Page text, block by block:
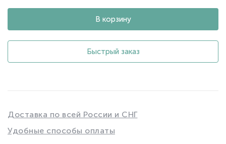
В корзину
Быстрый заказ
Доставка по всей России и СНГ
Удобные способы оплаты